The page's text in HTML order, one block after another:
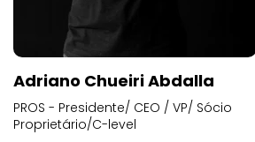
Adriano Chueiri Abdalla
PROS - Presidente/ CEO / VP/ Sócio
Proprietário/C-level